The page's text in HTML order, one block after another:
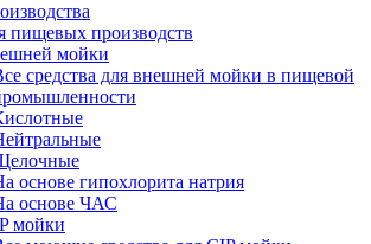
пищевых производств
мойки
средства для внешней мойки в пищевой
основе гипохлорита натрия
основе ЧАС
мойки